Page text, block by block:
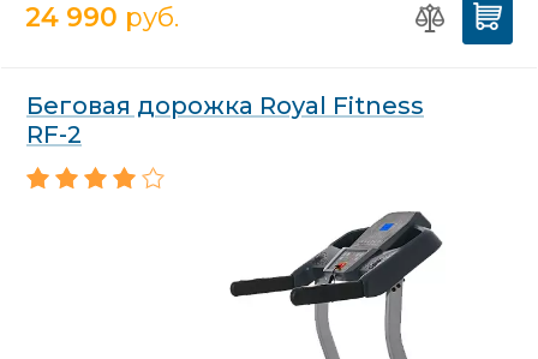
24 990 руб.
Беговая дорожка Royal Fitness
RF-2